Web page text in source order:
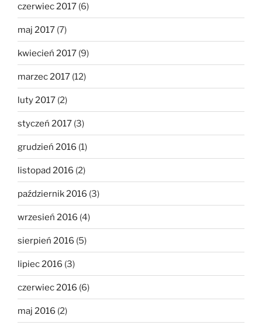
czerwiec 2017 (6)
maj 2017 (7)
kwiecień 2017 (9)
marzec 2017 (12)
luty 2017 (2)
styczeń 2017 (3)
grudzień 2016 (1)
listopad 2016 (2)
październik 2016 (3)
wrzesień 2016 (4)
sierpień 2016 (5)
lipiec 2016 (3)
czerwiec 2016 (6)
maj 2016 (2)